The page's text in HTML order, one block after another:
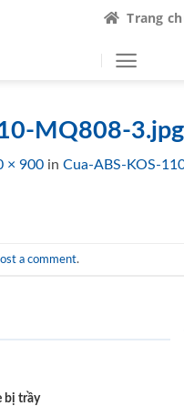
Trang
MQ808-
× 900 in Cua-ABS-KOS-
a comment.
bị trầy